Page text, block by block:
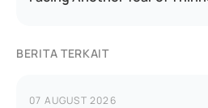
BERITA TERKAIT
07 AUGUST 2026